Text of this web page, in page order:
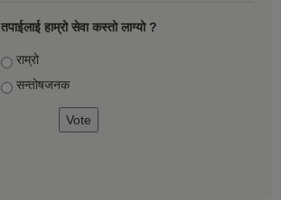
तपाईलाई हाम्रो सेवा कस्तो लाग्यो ?
Choices
राम्रो
सन्तोषज‍नक